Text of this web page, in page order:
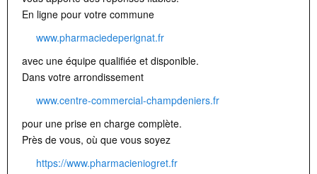
En ligne pour votre commune
www.pharmaciedeperignat.fr
avec une équipe qualifiée et disponible.
Dans votre arrondissement
www.centre-commercial-champdeniers.fr
pour une prise en charge complète.
Près de vous, où que vous soyez
https://www.pharmacieniogret.fr